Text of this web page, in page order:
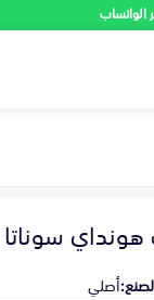
الواتساب
2015-2016
أصلي